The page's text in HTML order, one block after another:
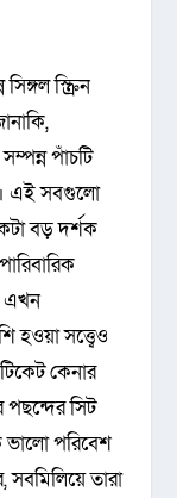
স্ক্রিন
পাঁচটি
এই সবগুলো
বড় দর্শক
এখন
হওয়া সত্ত্বেও
কেনার
পছন্দের সিট
ভালো পরিবেশ
সবমিলিয়ে তারা